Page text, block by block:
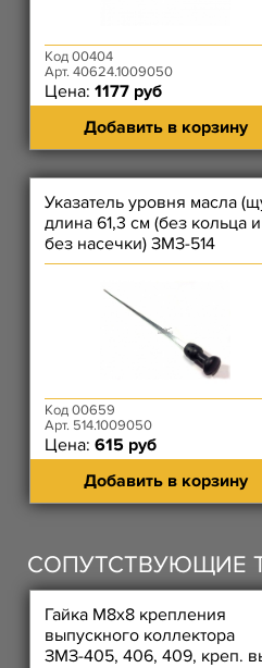
Код 00404
Арт. 40624.1009050
Цена: 1177 руб
Добавить в корзину
Указатель уровня масла
длина 61,3 см (без кольца и
без насечки) ЗМЗ-514
Код 00659
Арт. 514.1009050
Цена: 615 руб
Добавить в корзину
СОПУТСТВУЮЩИЕ
Гайка М8х8 крепления
выпускного коллектора
ЗМЗ-405, 406, 409, креп.